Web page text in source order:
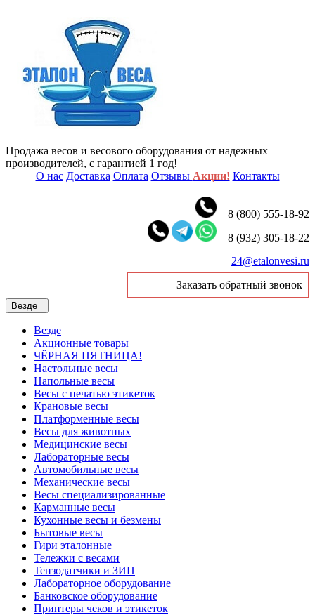
Продажа весов и весового оборудования от надежных
производителей, с гарантией 1 год!
О нас Доставка Оплата Отзывы Акции! Контакты
8 (800) 555-18-92
8 (932) 305-18-22
24@etalonvesi.ru
Заказать обратный звонок
Везде
Везде
Акционные товары
ЧЁРНАЯ ПЯТНИЦА!
Настольные весы
Напольные весы
Весы с печатью этикеток
Крановые весы
Платформенные весы
Весы для животных
Медицинские весы
Лабораторные весы
Автомобильные весы
Механические весы
Весы специализированные
Карманные весы
Кухонные весы и безмены
Бытовые весы
Гири эталонные
Тележки с весами
Тензодатчики и ЗИП
Лабораторное оборудование
Банковское оборудование
Принтеры чеков и этикеток